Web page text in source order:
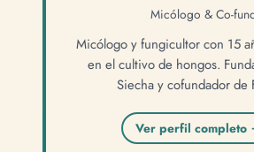
Micólogo & Co-
Micólogo y fungicultor con 15
en el cultivo de hongos.
Siecha y cofundador de
Ver perfil completo